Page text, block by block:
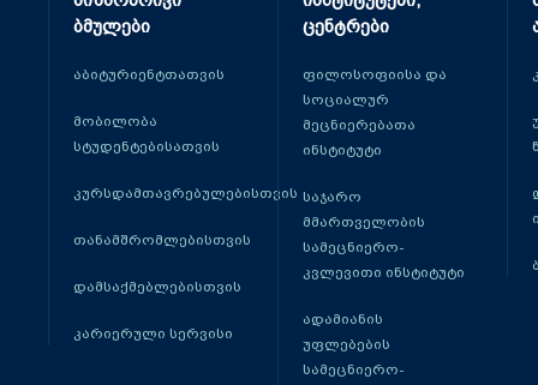
ბმულები
აბიტურიენტთათვის
მობილობა
სტუდენტებისათვის
კურსდამთავრებულებისთვის
თანამშრომლებისთვის
დამსაქმებლებისთვის
კარიერული სერვისი
ცენტრები
ფილოსოფიისა და
სოციალურ
მეცნიერებათა
ინსტიტუტი
საჯარო
მმართველობის
სამეცნიერო-
კვლევითი ინსტიტუტი
ადამიანის
უფლებების
სამეცნიერო-